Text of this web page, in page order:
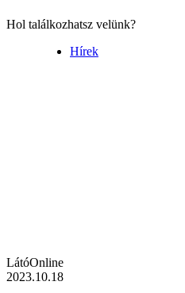
Hol találkozhatsz velünk?
Hírek
LátóOnline
2023.10.18